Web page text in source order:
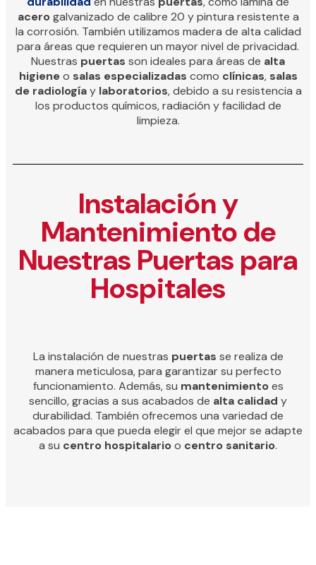
acero galvanizado de calibre 20 y pintura resistente a
la corrosión. También utilizamos madera de alta calidad
para áreas que requieren un mayor nivel de privacidad.
Nuestras puertas son ideales para áreas de alta
higieneo salas especializadas como clínicas, salas
de radiologíay laboratorios, debido a su resistencia a
los productos químicos, radiación y facilidad de
limpieza.
Instalación y
Mantenimiento de
Nuestras Puertas para
Hospitales
La instalación de nuestras puertas se realiza de
manera meticulosa, para garantizar su perfecto
funcionamiento. Además, su mantenimiento es
sencillo, gracias a sus acabados de alta calidad y
durabilidad. También ofrecemos una variedad de
acabados para que pueda elegir el que mejor se adapte
a su centro hospitalario o centro sanitario.